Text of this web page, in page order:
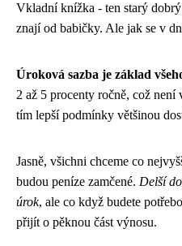
Vkladní knížka - ten starý
znají od babičky. Ale jak se v
Úroková sazba je základ
2 až 5 procenty ročně, což není
tím lepší podmínky většinou
Jasně, všichni chceme co
budou peníze zamčené. Delší
úrok, ale co když budete
přijít o pěknou část výnosu.